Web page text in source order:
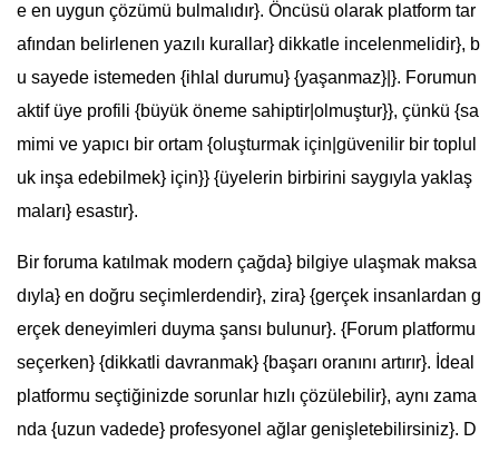
e en uygun çözümü bulmalıdır}. Öncüsü olarak platform tar
afından belirlenen yazılı kurallar} dikkatle incelenmelidir}, b
u sayede istemeden {ihlal durumu} {yaşanmaz}|}. Forumun
aktif üye profili {büyük öneme sahiptir|olmuştur}}, çünkü {sa
mimi ve yapıcı bir ortam {oluşturmak için|güvenilir bir toplul
uk inşa edebilmek} için}} {üyelerin birbirini saygıyla yaklaş
maları} esastır}.
Bir foruma katılmak modern çağda} bilgiye ulaşmak maksa
dıyla} en doğru seçimlerdendir}, zira} {gerçek insanlardan g
erçek deneyimleri duyma şansı bulunur}. {Forum platformu
seçerken} {dikkatli davranmak} {başarı oranını artırır}. İdeal
platformu seçtiğinizde sorunlar hızlı çözülebilir}, aynı zama
nda {uzun vadede} profesyonel ağlar genişletebilirsiniz}. D